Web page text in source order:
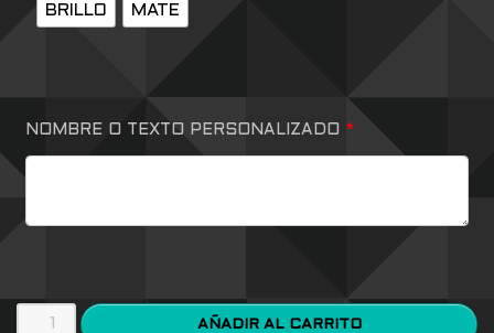
BRILLO MATE
NOMBRE O TEXTO PERSONALIZADO *
AÑADIR AL CARRITO